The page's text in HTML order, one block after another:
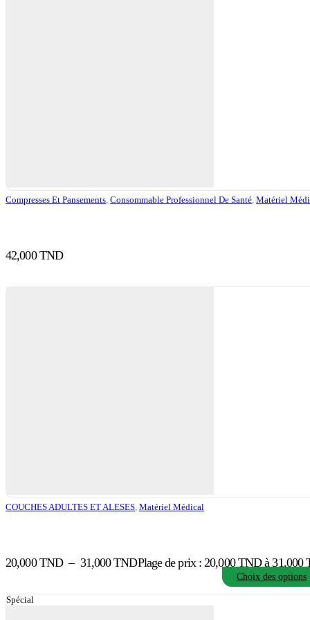
Compresses Et Pansements Consommable Professionnel De Santé Matériel
42,000TND
COUCHES ADULTES ET ALESES Matériel Médical
20,000TND – 31,000TNDPlage de prix : 20,000 TND à 31,000
Choix des options
Spécial